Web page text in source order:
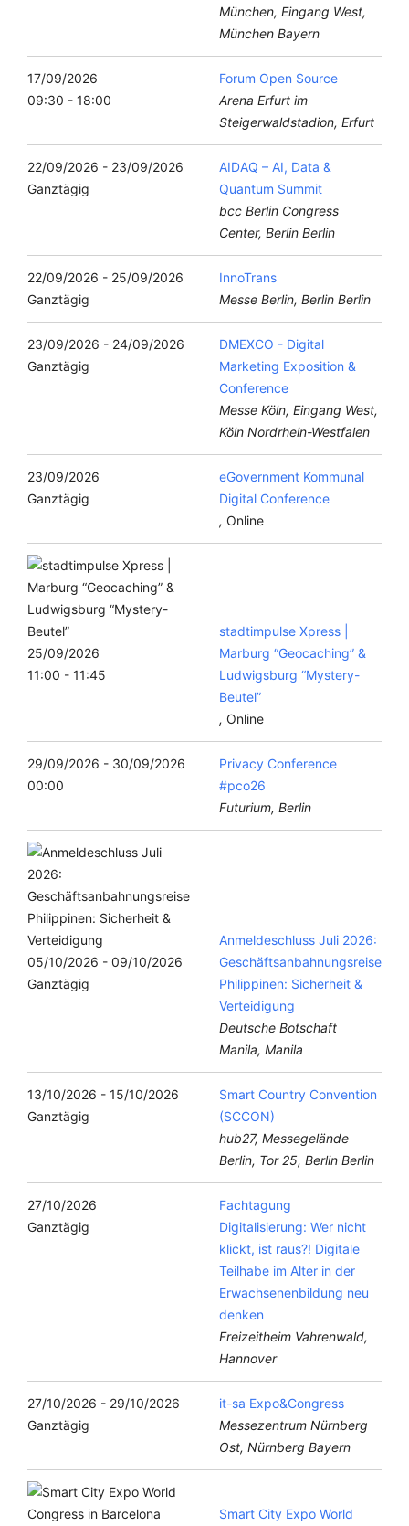
München, Eingang West,
München Bayern
17/09/2026
09:30 - 18:00
Forum Open Source
Arena Erfurt im
Steigerwaldstadion, Erfurt
22/09/2026 - 23/09/2026
Ganztägig
AIDAQ – AI, Data &
Quantum Summit
bcc Berlin Congress
Center, Berlin Berlin
22/09/2026 - 25/09/2026
Ganztägig
InnoTrans
Messe Berlin, Berlin Berlin
23/09/2026 - 24/09/2026
Ganztägig
DMEXCO - Digital
Marketing Exposition &
Conference
Messe Köln, Eingang West,
Köln Nordrhein-Westfalen
23/09/2026
Ganztägig
eGovernment Kommunal
Digital Conference
, Online
25/09/2026
11:00 - 11:45
stadtimpulse Xpress |
Marburg “Geocaching” &
Ludwigsburg “Mystery-
Beutel”
, Online
29/09/2026 - 30/09/2026
00:00
Privacy Conference
#pco26
Futurium, Berlin
05/10/2026 - 09/10/2026
Ganztägig
Anmeldeschluss Juli 2026:
Geschäftsanbahnungsreise
Philippinen: Sicherheit &
Verteidigung
Deutsche Botschaft
Manila, Manila
13/10/2026 - 15/10/2026
Ganztägig
Smart Country Convention
(SCCON)
hub27, Messegelände
Berlin, Tor 25, Berlin Berlin
27/10/2026
Ganztägig
Fachtagung
Digitalisierung: Wer nicht
klickt, ist raus?! Digitale
Teilhabe im Alter in der
Erwachsenenbildung neu
denken
Freizeitheim Vahrenwald,
Hannover
27/10/2026 - 29/10/2026
Ganztägig
it-sa Expo&Congress
Messezentrum Nürnberg
Ost, Nürnberg Bayern
Smart City Expo World